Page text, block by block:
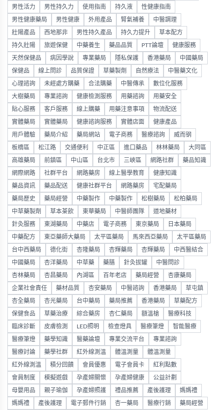
男性活力 男性持久力 使用指南 持久液 性健康指南
男性健康藥局 男性健康 外用產品 腎氣補養 中醫調理
壯陽產品 西地那非 男性持久產品 持久力提升 草本配方
持久壯陽 旅遊保健 中藥養生 藥品品質 PTT論壇 健康服務
天然保健品 病因學說 專業藥局 隱私保護 香港藥局 中國藥局
保健品 線上問診 品質保證 草藥製劑 自然療法 中醫藥文化
心理諮詢 未經處方購藥 合法購藥 中醫傳承 數位化服務
大樹藥局 專業諮詢 健康檢測服務 用藥諮詢 用藥安全
貼心服務 客戶服務 線上購藥 用藥注意事項 物流配送
實體藥局 實體藥局 健康諮詢服務 實體店面 健康產品
用戶體驗 藥局介紹 藥局網站 電子商務 醫療諮詢 威而钢
板橋區 松江路 交通便利 中正區 進口藥品 林林藥局 大同區
高雄藥局 前鎮區 中山區 台北市 三峽區 網路社群 藥品知識
網際網路 社群平台 網路藥房 線上醫學教育 健康知識
藥品資訊 藥品配送 健康社群平台 網路藥房 宅配藥局
藥局歷史 藥局經營 中藥製作 中藥製作 松樹藥局 松柏藥局
中草藥製劑 草本茶飲 東華藥局 中醫師團隊 道地藥材
針灸服務 東湖藥局 中藥店 電子商務 東京藥局 日本藥局
中藥配方 東亞藥師大藥局 太平區藥局 馬來西亞藥局 太平區藥局
台中西藥局 德化街 杏隆藥局 杏輝藥局 杏輝藥局 中西醫結合
中國藥局 杏洋藥局 中草藥 藥膳 針灸拔罐 中醫問診
杏林藥局 杏昌藥局 內湖區 百年老店 藥局經營 杏康藥局
企業社會責任 藥材品質 杏安藥局 中醫諮詢 香港藥局 草屯鎮
杏全藥局 杏光藥局 台中藥局 藥局推薦 香港藥局 草藥配方
保健食品 草藥治療 綜合藥房 杏仁藥局 額溫槍 醫療科技
臨床診斷 皮膚檢測 LED照明 檢查燈具 醫療筆燈 智能醫療
醫療筆燈 藥學知識 醫藥論壇 專業交流平台 專業諮詢
醫療討論 藥學社群 紅外線測溫 體溫測量 體溫測量
紅外線測溫 積分回饋 會員優惠 電子會員卡 紅利點數
會員制度 模擬遊戲 孕產婦關懷 孕產婦健康 公益計劃
母嬰用品 親子瑜伽 孕產婦照護 禮品推薦 產後護理 媽媽禮
媽媽禮 產後護理 電子郵件行銷 杏一藥局 醫療行銷 藥局經營